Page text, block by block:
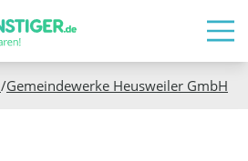
/Gemeindewerke Heusweiler GmbH